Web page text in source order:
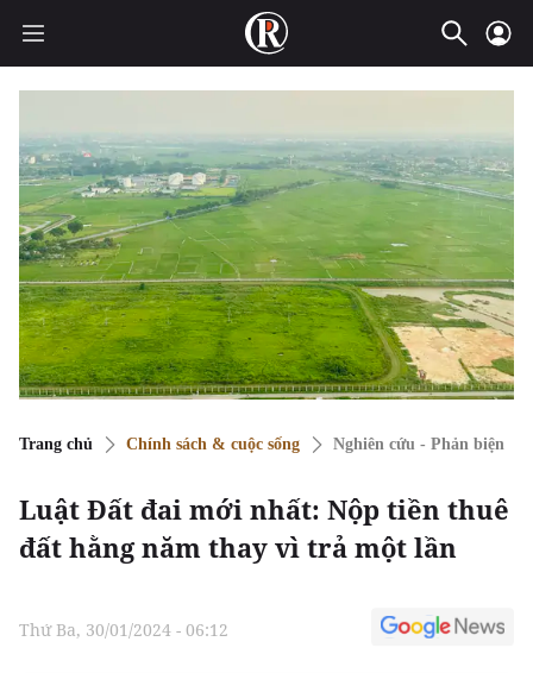
Trang chủ Chính sách & cuộc sống Nghiên cứu - Phản biện
Luật Đất đai mới nhất: Nộp tiền thuê
đất hằng năm thay vì trả một lần
Thứ Ba, 30/01/2024 - 06:12